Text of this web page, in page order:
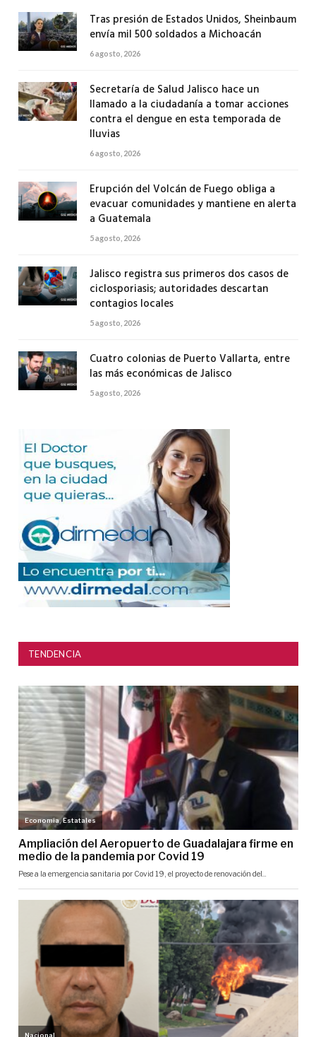
Tras presión de Estados Unidos, Sheinbaum
envía mil 500 soldados a Michoacán
6 agosto, 2026
Secretaría de Salud Jalisco hace un
llamado a la ciudadanía a tomar acciones
contra el dengue en esta temporada de
lluvias
6 agosto, 2026
Erupción del Volcán de Fuego obliga a
evacuar comunidades y mantiene en alerta
a Guatemala
5 agosto, 2026
Jalisco registra sus primeros dos casos de
ciclosporiasis; autoridades descartan
contagios locales
5 agosto, 2026
Cuatro colonias de Puerto Vallarta, entre
las más económicas de Jalisco
5 agosto, 2026
TENDENCIA